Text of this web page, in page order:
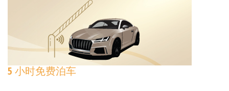
5 小时免费泊车